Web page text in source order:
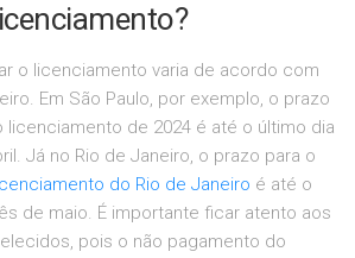
o licenciamento varia de acordo com
Em São Paulo, por exemplo, o prazo
licenciamento de 2024 é até o último dia
Já no Rio de Janeiro, o prazo para o
do Rio de Janeiro é até o
de maio. É importante ficar atento aos
pois o não pagamento do